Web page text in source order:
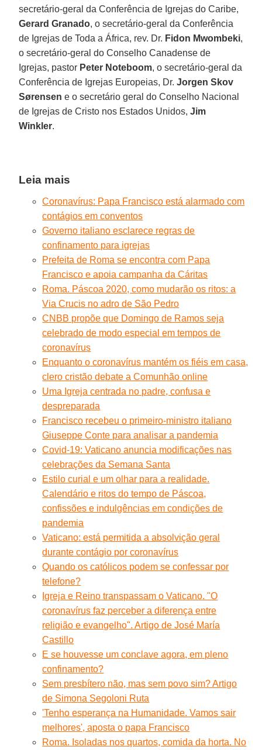
secretário-geral da Conferência de Igrejas do Caribe,
Gerard Granado, o secretário-geral da Conferência
de Igrejas de Toda a África, rev. Dr. Fidon Mwombeki,
o secretário-geral do Conselho Canadense de
Igrejas, pastor Peter Noteboom, o secretário-geral da
Conferência de Igrejas Europeias, Dr. Jorgen Skov
Sørensen e o secretário geral do Conselho Nacional
de Igrejas de Cristo nos Estados Unidos,Jim
Winkler.
Leia mais
Coronavírus: Papa Francisco está alarmado com
contágios em conventos
Governo italiano esclarece regras de
confinamento para igrejas
Prefeita de Roma se encontra com Papa
Francisco e apoia campanha da Cáritas
Roma. Páscoa 2020, como mudarão os ritos: a
Via Crucis no adro de São Pedro
CNBB propõe que Domingo de Ramos seja
celebrado de modo especial em tempos de
coronavírus
Enquanto o coronavírus mantém os fiéis em casa,
clero cristão debate a Comunhão online
Uma Igreja centrada no padre, confusa e
despreparada
Francisco recebeu o primeiro-ministro italiano
Giuseppe Conte para analisar a pandemia
Covid-19: Vaticano anuncia modificações nas
celebrações da Semana Santa
Estilo curial e um olhar para a realidade.
Calendário e ritos do tempo de Páscoa,
confissões e indulgências em condições de
pandemia
Vaticano: está permitida a absolvição geral
durante contágio por coronavírus
Quando os católicos podem se confessar por
telefone?
Igreja e Reino transpassam o Vaticano. "O
coronavírus faz perceber a diferença entre
religião e evangelho". Artigo de José María
Castillo
E se houvesse um conclave agora, em pleno
confinamento?
Sem presbítero não, mas sem povo sim? Artigo
de Simona Segoloni Ruta
'Tenho esperança na Humanidade. Vamos sair
melhores', aposta o papa Francisco
Roma. Isoladas nos quartos, comida da horta. No